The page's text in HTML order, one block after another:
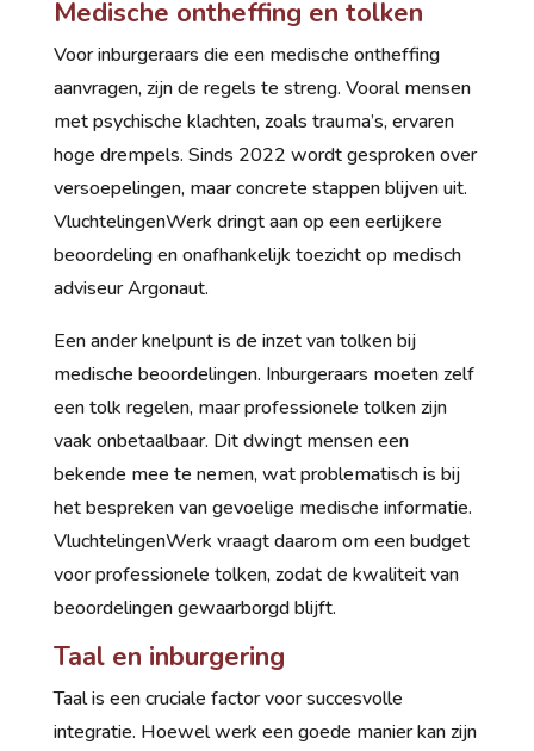
Medische ontheffing en tolken
Voor inburgeraars die een medische ontheffing
aanvragen, zijn de regels te streng. Vooral mensen
met psychische klachten, zoals trauma’s, ervaren
hoge drempels. Sinds 2022 wordt gesproken over
versoepelingen, maar concrete stappen blijven uit.
VluchtelingenWerk dringt aan op een eerlijkere
beoordeling en onafhankelijk toezicht op medisch
adviseur Argonaut.
Een ander knelpunt is de inzet van tolken bij
medische beoordelingen. Inburgeraars moeten zelf
een tolk regelen, maar professionele tolken zijn
vaak onbetaalbaar. Dit dwingt mensen een
bekende mee te nemen, wat problematisch is bij
het bespreken van gevoelige medische informatie.
VluchtelingenWerk vraagt daarom om een budget
voor professionele tolken, zodat de kwaliteit van
beoordelingen gewaarborgd blijft.
Taal en inburgering
Taal is een cruciale factor voor succesvolle
integratie. Hoewel werk een goede manier kan zijn